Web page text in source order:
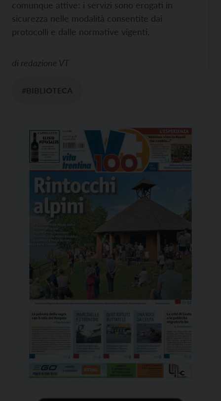
comunque attive: i servizi sono erogati in
sicurezza nelle modalità consentite dai
protocolli e dalle normative vigenti.
di redazione VT
#BIBLIOTECA